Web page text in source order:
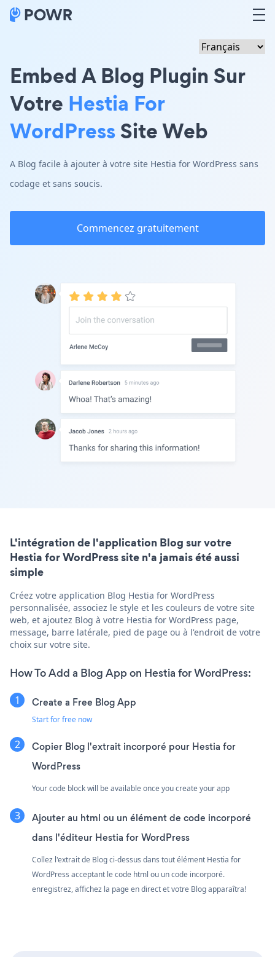
Embed A Blog Plugin Sur
Votre Hestia For
WordPressSite Web
A Blog facile à ajouter à votre site Hestia for WordPress sans
codage et sans soucis.
Commencez gratuitement
L'intégration de l'application Blog sur votre
Hestia for WordPress site n'a jamais été aussi
simple
Créez votre application Blog Hestia for WordPress
personnalisée, associez le style et les couleurs de votre site
web, et ajoutez Blog à votre Hestia for WordPress page,
message, barre latérale, pied de page ou à l'endroit de votre
choix sur votre site.
How To Add a Blog App on Hestia for WordPress:
Create a Free Blog App
Start for free now
Copier Blog l'extrait incorporé pour Hestia for
WordPress
Your code block will be available once you create your app
Ajouter au html ou un élément de code incorporé
dans l'éditeur Hestia for WordPress
Collez l'extrait de Blog ci-dessus dans tout élément Hestia for
WordPress acceptant le code html ou un code incorporé.
enregistrez, affichez la page en direct et votre Blog apparaîtra!